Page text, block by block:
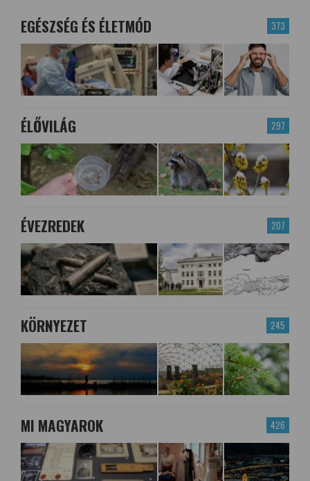
373
EGÉSZSÉG ÉS ÉLETMÓD
297
ÉLŐVILÁG
207
ÉVEZREDEK
245
KÖRNYEZET
426
MI MAGYAROK